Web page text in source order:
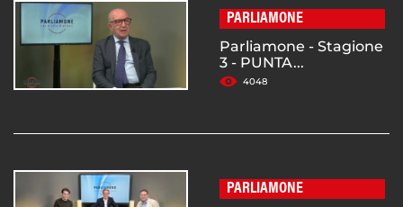
PARLIAMONE
Parliamone - Stagione
3 - PUNTA...
4048
PARLIAMONE